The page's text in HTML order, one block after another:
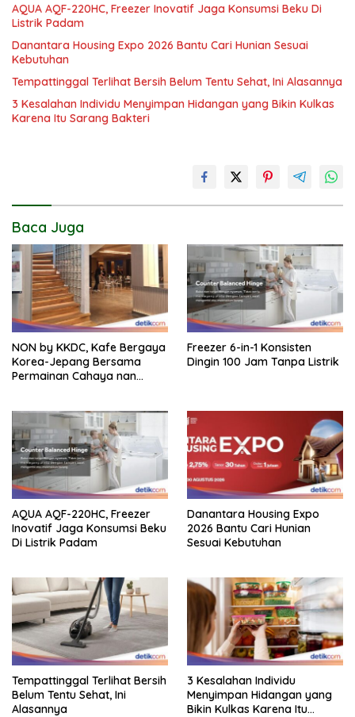
AQUA AQF-220HC, Freezer Inovatif Jaga Konsumsi Beku Di
Listrik Padam
Danantara Housing Expo 2026 Bantu Cari Hunian Sesuai
Kebutuhan
Tempattinggal Terlihat Bersih Belum Tentu Sehat, Ini Alasannya
3 Kesalahan Individu Menyimpan Hidangan yang Bikin Kulkas
Karena Itu Sarang Bakteri
Baca Juga
NON by KKDC, Kafe Bergaya
Korea-Jepang Bersama
Permainan Cahaya nan
Freezer 6-in-1 Konsisten
Dingin 100 Jam Tanpa Listrik
AQUA AQF-220HC, Freezer
Inovatif Jaga Konsumsi Beku
Di Listrik Padam
Danantara Housing Expo
2026 Bantu Cari Hunian
Sesuai Kebutuhan
Tempattinggal Terlihat Bersih
Belum Tentu Sehat, Ini
Alasannya
3 Kesalahan Individu
Menyimpan Hidangan yang
Bikin Kulkas Karena Itu